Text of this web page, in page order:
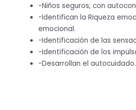
-Niños seguros, con
-Identifican la Riqueza
emocional.
-Identificación de las
-Identificación de los
-Desarrollan el autocuidado.